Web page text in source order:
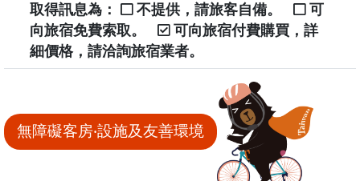
取得訊息為：
不提供，請旅客自備。
可
向旅宿免費索取。
可向旅宿付費購買，詳
細價格，請洽詢旅宿業者。
無障礙客房‧設施及友善環境